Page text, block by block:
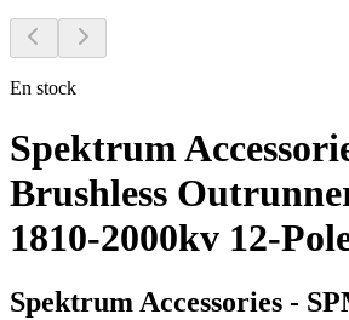
En stock
Spektrum
Brushless
1810-2000kv 12-
Spektrum Accessories -